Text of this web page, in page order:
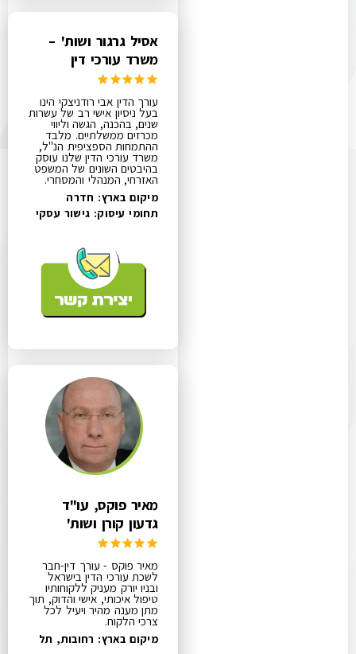
אסיל גרגור ושות' –
משרד עורכי דין
עורך הדין אבי רודניצקי הינו
בעל ניסיון אישי רב של עשרות
שנים, בהכנה, הגשה וליווי
מכרזים ממשלתיים. מלבד
ההתמחות הספציפית הנ"ל,
משרד עורכי הדין שלנו עוסק
בהיבטים השונים של המשפט
האזרחי, המנהלי והמסחרי.
מיקום בארץ: חדרה
תחומי עיסוק: גישור עסקי
מאיר פוקס, עו"ד
גדעון קורן ושות'
מאיר פוקס - עורך דין-חבר
לשכת עורכי הדין בישראל
ובניו יורק מעניק ללקוחותיו
טיפול איכותי, אישי והדוק, תוך
מתן מענה מהיר ויעיל לכל
צרכי הלקוח.
מיקום בארץ: רחובות, תל